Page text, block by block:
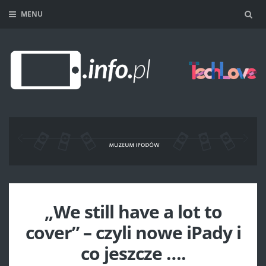
MENU
„We still have a lot to
cover” – czyli nowe iPady i
co jeszcze ….